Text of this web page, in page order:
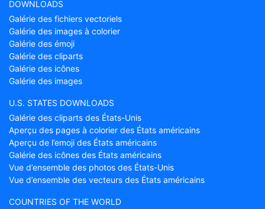
DOWNLOADS
Galérie des fichiers vectoriels
Galérie des images à colorier
Galérie des émoji
Galérie des cliparts
Galérie des icônes
Galérie des images
U.S. STATES DOWNLOADS
Galérie des cliparts des États-Unis
Aperçu des pages à colorier des États américains
Aperçu de l’emoji des États américains
Galérie des icônes des États américains
Vue d’ensemble des photos des États-Unis
Vue d’ensemble des vecteurs des États américains
COUNTRIES OF THE WORLD